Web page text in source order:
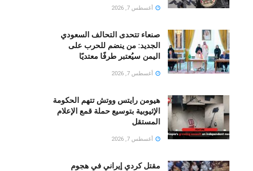
أغسطس 7, 2026
صنعاء تتحدى التحالف السعودي
الجديد: من ينضم للحرب على
اليمن سيُعتبر طرفًا معتديًا
أغسطس 7, 2026
هيومن رايتس ووتش تتهم الحكومة
الإثيوبية بتوسيع حملة قمع الإعلام
المستقل
أغسطس 7, 2026
مقتل كردي إيراني في هجوم